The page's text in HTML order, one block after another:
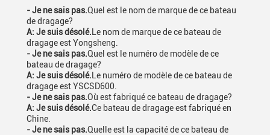
- Je ne sais pas.Quel est le nom de marque de ce bateau
de dragage?
A: Je suis désolé. Le nom de marque de ce bateau de
dragage est Yongsheng.
- Je ne sais pas.Quel est le numéro de modèle de ce
bateau de dragage?
A: Je suis désolé. Le numéro de modèle de ce bateau de
dragage est YSCSD600.
- Je ne sais pas.Où est fabriqué ce bateau de dragage?
A: Je suis désolé.Ce bateau de dragage est fabriqué en
Chine.
- Je ne sais pas.Quelle est la capacité de ce bateau de